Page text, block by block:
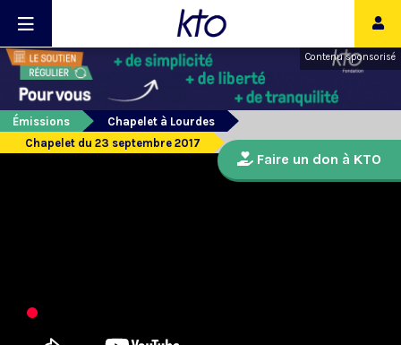
Contenu sponsorisé
Émissions
Chapelet à Lourdes
Chapelet du 23 septembre 2017
Faire un don à KTO